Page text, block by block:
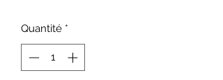
Quantité *